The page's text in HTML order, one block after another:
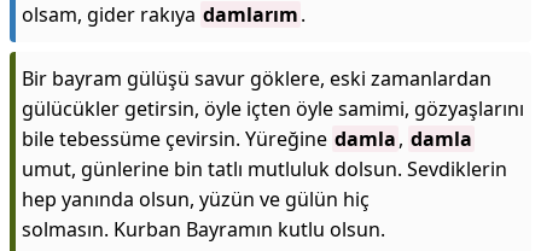
olsam, gider rakıya damlarım.
Bir bayram gülüşü savur göklere, eski zamanlardan
gülücükler getirsin, öyle içten öyle samimi, gözyaşlarını
bile tebessüme çevirsin. Yüreğine damla, damla
umut, günlerine bin tatlı mutluluk dolsun. Sevdiklerin
hep yanında olsun, yüzün ve gülün hiç
solmasın. Kurban Bayramın kutlu olsun.